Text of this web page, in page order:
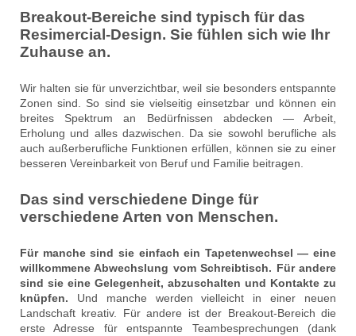
Breakout-Bereiche sind typisch für das
Resimercial-Design. Sie fühlen sich wie Ihr
Zuhause an.
Wir halten sie für unverzichtbar, weil sie besonders entspannte
Zonen sind. So sind sie vielseitig einsetzbar und können ein
breites Spektrum an Bedürfnissen abdecken — Arbeit,
Erholung und alles dazwischen. Da sie sowohl berufliche als
auch außerberufliche Funktionen erfüllen, können sie zu einer
besseren Vereinbarkeit von Beruf und Familie beitragen.
Das sind verschiedene Dinge für
verschiedene Arten von Menschen.
Für manche sind sie einfach ein Tapetenwechsel — eine
willkommene Abwechslung vom Schreibtisch. Für andere
sind sie eine Gelegenheit, abzuschalten und Kontakte zu
knüpfen. Und manche werden vielleicht in einer neuen
Landschaft kreativ. Für andere ist der Breakout-Bereich die
erste Adresse für entspannte Teambesprechungen (dank